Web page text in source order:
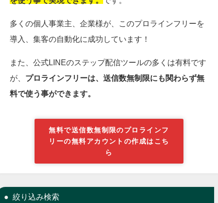
多くの個人事業主、企業様が、このプロラインフリーを
導入、集客の自動化に成功しています！
また、公式LINEのステップ配信ツールの多くは有料です
が、 プロラインフリーは、送信数無制限にも関わらず無
料で使う事ができます。
無料で送信数無制限のプロラインフ
リーの無料アカウントの作成はこち
ら
絞り込み検索